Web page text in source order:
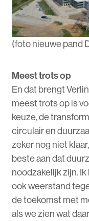
(foto nieuwe pand
Meest trots op
En dat brengt
meest trots op is
keuze, de
circulair en
zeker nog niet
beste aan dat
noodzakelijk zijn.
ook weerstand
de toekomst met
als we zien wat